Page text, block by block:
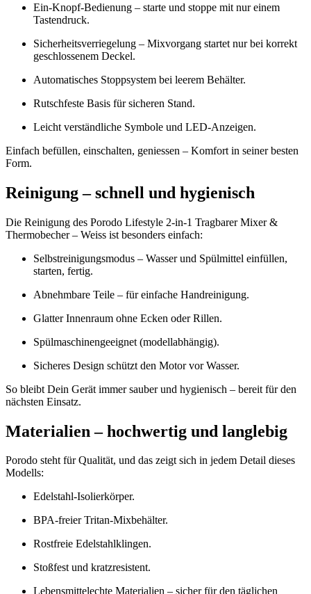
Ein-Knopf-Bedienung – starte und stoppe mit nur einem
Tastendruck.
Sicherheitsverriegelung – Mixvorgang startet nur bei korrekt
geschlossenem Deckel.
Automatisches Stoppsystem bei leerem Behälter.
Rutschfeste Basis für sicheren Stand.
Leicht verständliche Symbole und LED-Anzeigen.
Einfach befüllen, einschalten, geniessen – Komfort in seiner besten
Form.
Reinigung – schnell und hygienisch
Die Reinigung des Porodo Lifestyle 2-in-1 Tragbarer Mixer &
Thermobecher – Weiss ist besonders einfach:
Selbstreinigungsmodus – Wasser und Spülmittel einfüllen,
starten, fertig.
Abnehmbare Teile – für einfache Handreinigung.
Glatter Innenraum ohne Ecken oder Rillen.
Spülmaschinengeeignet (modellabhängig).
Sicheres Design schützt den Motor vor Wasser.
So bleibt Dein Gerät immer sauber und hygienisch – bereit für den
nächsten Einsatz.
Materialien – hochwertig und langlebig
Porodo steht für Qualität, und das zeigt sich in jedem Detail dieses
Modells:
Edelstahl-Isolierkörper.
BPA-freier Tritan-Mixbehälter.
Rostfreie Edelstahlklingen.
Stoßfest und kratzresistent.
Lebensmittelechte Materialien – sicher für den täglichen